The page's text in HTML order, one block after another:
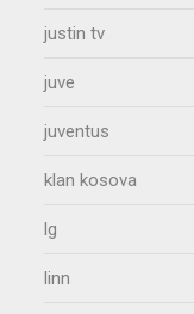
justin tv
juve
juventus
klan kosova
lg
linn